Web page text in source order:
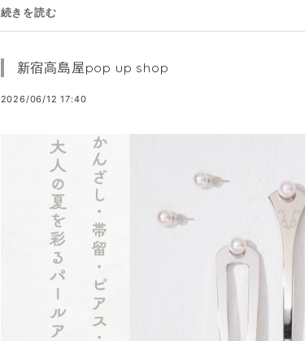
続きを読む
新宿高島屋pop up shop
2026/06/12 17:40